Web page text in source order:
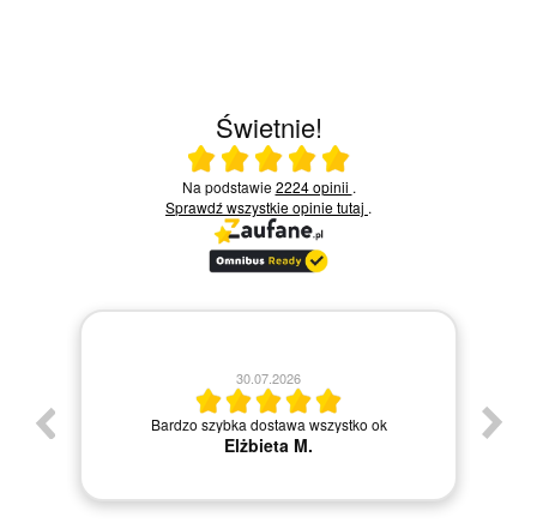
Świetnie!
Ocena średnia 5 na 5
Na podstawie2224 opinii .
Sprawdź wszystkie opinietutaj .
30.07.2026
Bardzo szybka dostawa wszystko ok
Elżbieta M.